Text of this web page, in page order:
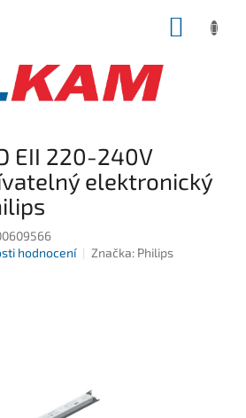
EII 220-240V
elektronický
hodnocení Značka: Philips